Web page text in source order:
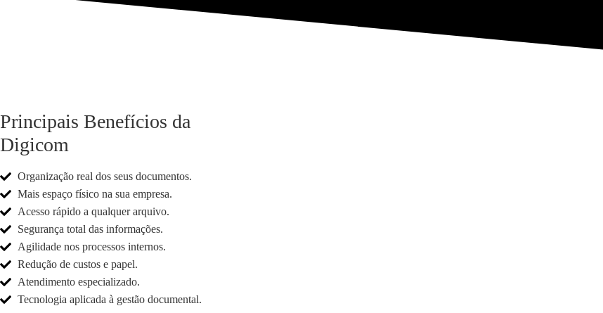
Principais Benefícios da
Digicom
Organização real dos seus documentos.
Mais espaço físico na sua empresa.
Acesso rápido a qualquer arquivo.
Segurança total das informações.
Agilidade nos processos internos.
Redução de custos e papel.
Atendimento especializado.
Tecnologia aplicada à gestão documental.